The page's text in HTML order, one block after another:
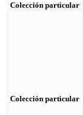
Colección particular
Colección particular